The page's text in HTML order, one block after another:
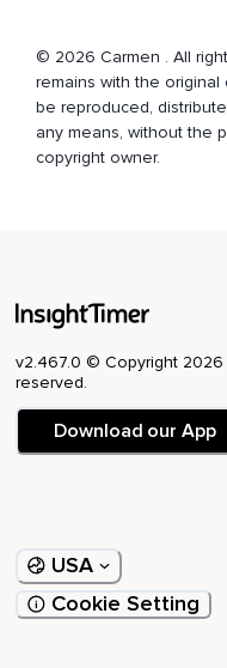
© 2026 Carmen . All
remains with the original
be reproduced,
any means, without the
copyright owner.
v2.467.0 © Copyright 2026
reserved.
Download our App
USA
Cookie Setting